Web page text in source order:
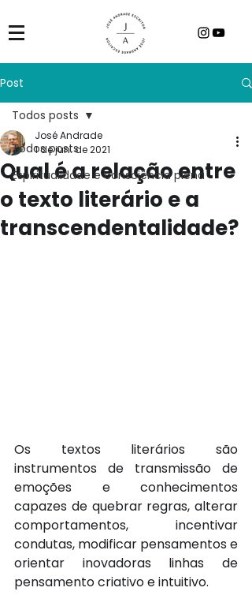
Post
Todos posts
Espiritualidade e consciência plena
Todos posts
Qual é a relação entre
o texto literário e a
transcendentalidade?
José Andrade
1 de jun. de 2021
Os textos literários são
instrumentos de transmissão de
emoções e conhecimentos
capazes de quebrar regras, alterar
comportamentos, incentivar
condutas, modificar pensamentos e
orientar inovadoras linhas de
pensamento criativo e intuitivo.